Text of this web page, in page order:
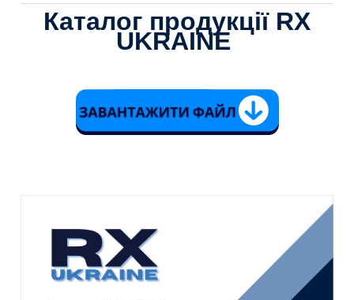
Каталог продукції RX
UKRAINE